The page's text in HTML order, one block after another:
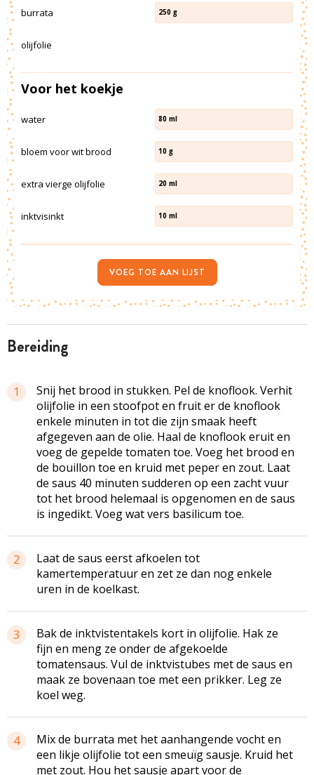
bereiding
1
Snij het brood in stukken. Pel de knoflook. Verhit
olijfolie in een stoofpot en fruit er de knoflook
enkele minuten in tot die zijn smaak heeft
afgegeven aan de olie. Haal de knoflook eruit en
voeg de gepelde tomaten toe. Voeg het brood en
de bouillon toe en kruid met peper en zout. Laat
de saus 40 minuten sudderen op een zacht vuur
tot het brood helemaal is opgenomen en de saus
is ingedikt. Voeg wat vers basilicum toe.
2
Laat de saus eerst afkoelen tot
kamertemperatuur en zet ze dan nog enkele
uren in de koelkast.
3
Bak de inktvistentakels kort in olijfolie. Hak ze
fijn en meng ze onder de afgekoelde
tomatensaus. Vul de inktvistubes met de saus en
maak ze bovenaan toe met een prikker. Leg ze
koel weg.
4
Mix de burrata met het aanhangende vocht en
een likje olijfolie tot een smeuïg sausje. Kruid het
met zout. Hou het sausje apart voor de
burrata 250 g
olijfolie
Voor het koekje
water 80 ml
bloem voor wit brood 10 g
extra vierge olijfolie 20 ml
inktvisinkt 10 ml
VOEG TOE AAN LIJST